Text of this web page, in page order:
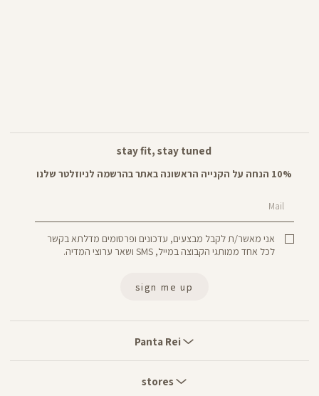
Rei
Panta Rei
stores
stay fit, stay tuned
10% הנחה על הקנייה הראשונה באתר בהרשמה לניוזלטר שלנו
Mail
אני מאשר/ת לקבל מבצעים, עדכונים ופרסומים מדלתא בקשר
לכל אחד ממותגי הקבוצה במייל, SMS ושאר ערוצי המדיה.
sign me up